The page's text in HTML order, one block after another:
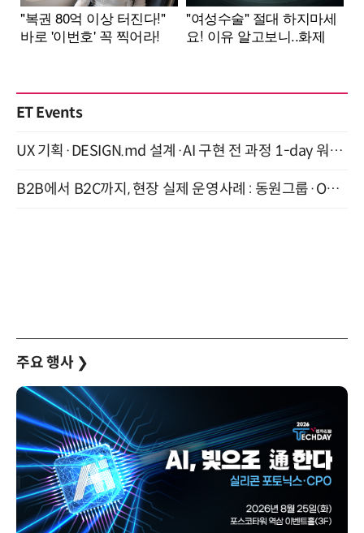
ET Events
UX 기획·DESIGN.md 설계·AI 구현 전 과정 1-day 워크숍 with Claude Code·Codex 9월 15일 개최
B2B에서 B2C까지, 현장 실제 운영사례 : 동원그룹·OCI·다이닝브랜즈그룹·당근 (8/27)
주요 행사 ❯